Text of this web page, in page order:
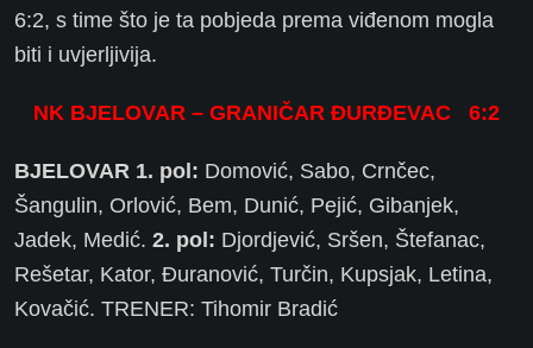
6:2, s time što je ta pobjeda prema viđenom mogla
biti i uvjerljivija.
NK BJELOVAR – GRANIČAR ĐURĐEVAC 6:2
BJELOVAR 1. pol: Domović, Sabo, Crnčec,
Šangulin, Orlović, Bem, Dunić, Pejić, Gibanjek,
Jadek, Medić. 2. pol: Djordjević, Sršen, Štefanac,
Rešetar, Kator, Đuranović, Turčin, Kupsjak, Letina,
Kovačić. TRENER: Tihomir Bradić